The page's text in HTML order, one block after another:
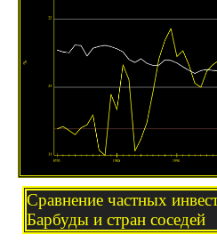
Сравнение частных
Барбуды и стран соседей